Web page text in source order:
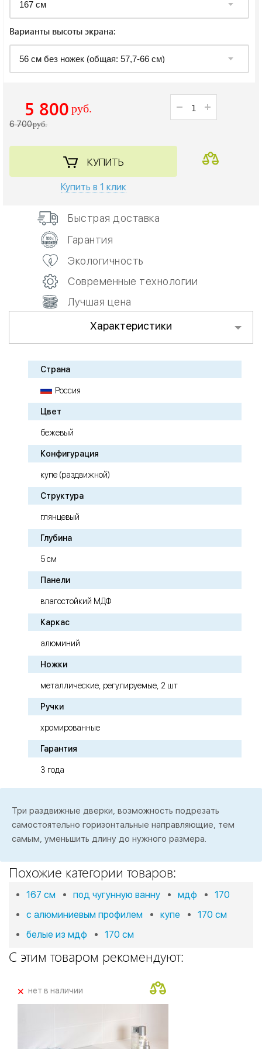
Варианты высоты экрана:
5 800 руб.
6 700руб.
КУПИТЬ
Купить в 1 клик
Быстрая доставка
Гарантия
Экологичность
Современные технологии
Лучшая цена
Характеристики
Страна
Россия
Цвет
бежевый
Конфигурация
купе (раздвижной)
Структура
глянцевый
Глубина
5 см
Панели
влагостойкий МДФ
Каркас
алюминий
Ножки
металлические, регулируемые, 2 шт
Ручки
хромированные
Гарантия
3 года
Три раздвижные дверки, возможность подрезать
самостоятельно горизонтальные направляющие, тем
самым, уменьшить длину до нужного размера.
Похожие категории товаров:
167 см под чугунную ванну мдф
170
с алюминиевым профилем
купе
170 см
белые из мдф
170 см
С этим товаром рекомендуют:
+нет в наличии